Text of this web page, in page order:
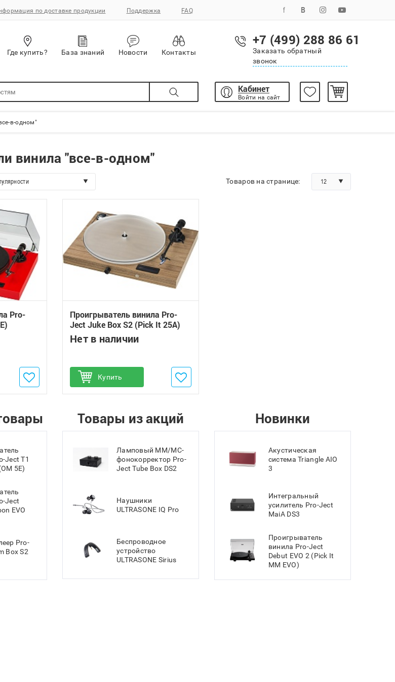
по доставке продукции Поддержка FAQ
Где купить? База знаний Новости Контакты
+7 (499) 288 86 61
Заказать обратный
звонок
Кабинет
Войти на сайт
в-одном"
винила "все-в-одном"
Товаров на странице: 12
Pro-
Проигрыватель винила Pro-
Ject Juke Box S2 (Pick It 25A)
Нет в наличии
Купить
Добавить в избранное
Ject T1
5E)
Ject
EVO
Pro-
Box S2
Товары из акций
Ламповый MM/MC-
фонокорректор Pro-
Ject Tube Box DS2
Наушники
ULTRASONE IQ Pro
Беспроводное
устройство
ULTRASONE Sirius
Новинки
Акустическая
система Triangle AIO
3
Интегральный
усилитель Pro-Ject
MaiA DS3
Проигрыватель
винила Pro-Ject
Debut EVO 2 (Pick It
MM EVO)